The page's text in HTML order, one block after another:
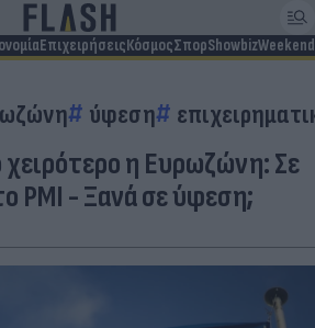
ΕπιχειρήσειςΚόσμοςΣπορShowbizWeekend
ύφεση
η Ευρωζώνη: Σε
PMI - Ξανά σε ύφεση;